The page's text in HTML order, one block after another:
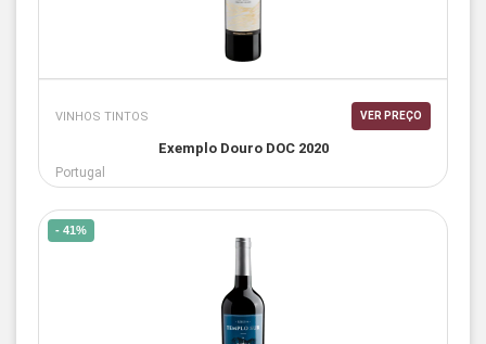
VINHOS TINTOS VER PREÇO
Exemplo Douro DOC 2020
Portugal
- 41%